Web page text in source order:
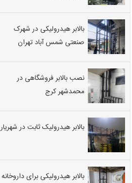
بالابر هیدرولیکی در شهرک
صنعتی شمس آباد تهران
نصب بالابر فروشگاهی در
محمدشهر کرج
بالابر هیدرولیک ثابت در شهریار
بالابر هیدرولیکی برای داروخانه